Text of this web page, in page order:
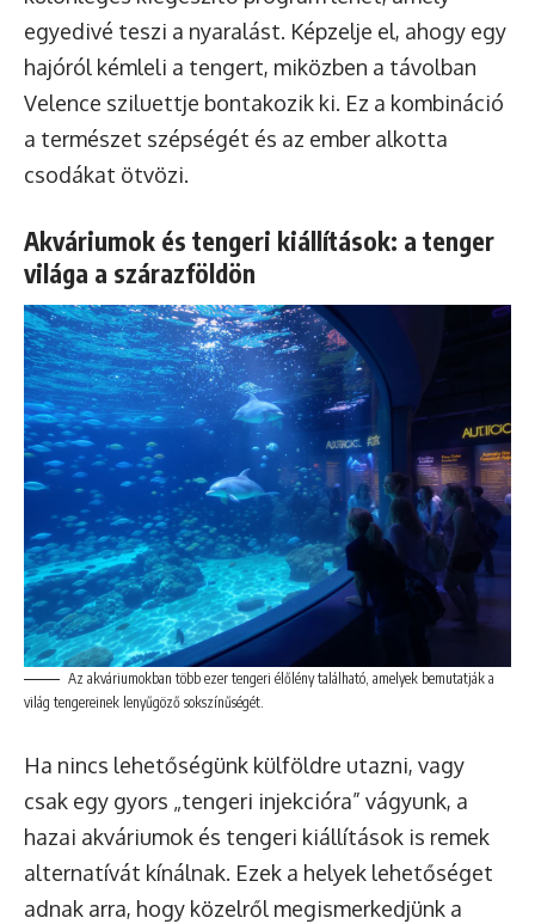
egyedivé teszi a nyaralást. Képzelje el, ahogy egy
hajóról kémleli a tengert, miközben a távolban
Velence sziluettje bontakozik ki. Ez a kombináció
a természet szépségét és az ember alkotta
csodákat ötvözi.
Akváriumok és tengeri kiállítások: a tenger
világa a szárazföldön
Az akváriumokban több ezer tengeri élőlény található, amelyek bemutatják a
világ tengereinek lenyűgöző sokszínűségét.
Ha nincs lehetőségünk külföldre utazni, vagy
csak egy gyors „tengeri injekcióra” vágyunk, a
hazai akváriumok és tengeri kiállítások is remek
alternatívát kínálnak. Ezek a helyek lehetőséget
adnak arra, hogy közelről megismerkedjünk a